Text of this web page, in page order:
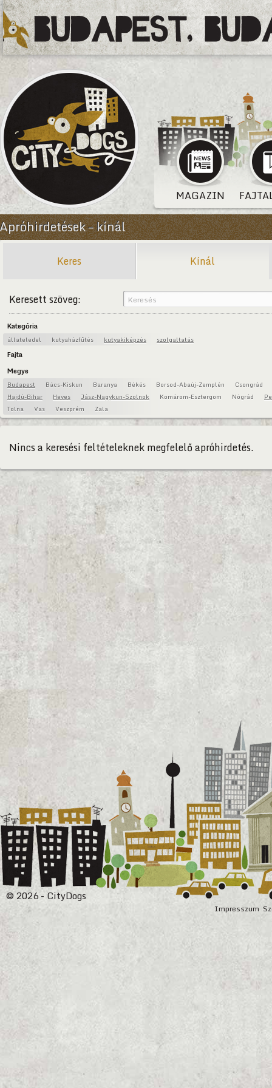
MAGAZIN
Apróhirdetések – kínál
Keres Kínál
Keresett szöveg:
Kategória
állateledel kutyaházfűtés kutyakiképzés szolgaltatás
Fajta
Megye
Budapest Bács-Kiskun Baranya Békés Borsod-Abaúj-Zemplén
Csongrád
Hajdú-Bihar
Heves Jász-Nagykun-Szolnok Komárom-Esztergom Nógrád
Tolna
Vas Veszprém Zala
Nincs a keresési feltételeknek megfelelő apróhirdetés.
Impresszum
© 2026 - CityDogs